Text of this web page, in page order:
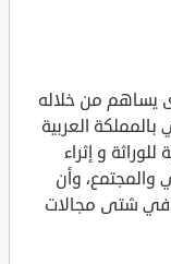
يساهم من خلاله
العربية
و إثراء
والمجتمع، وأن
في شتى مجالات